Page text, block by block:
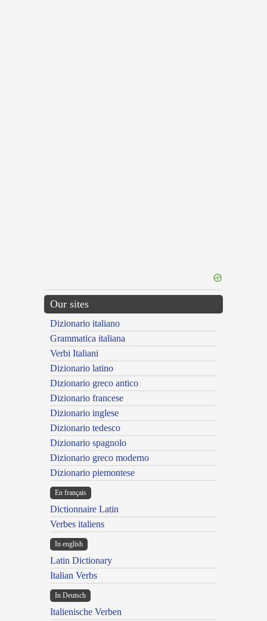
Our sites
Dizionario italiano
Grammatica italiana
Verbi Italiani
Dizionario latino
Dizionario greco antico
Dizionario francese
Dizionario inglese
Dizionario tedesco
Dizionario spagnolo
Dizionario greco moderno
Dizionario piemontese
En français
Dictionnaire Latin
Verbes italiens
In english
Latin Dictionary
Italian Verbs
In Deutsch
Italienische Verben